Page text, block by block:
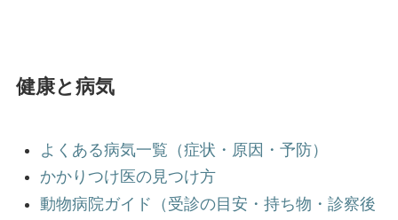
健康と病気
よくある病気一覧（症状・原因・予防）
かかりつけ医の見つけ方
動物病院ガイド（受診の目安・持ち物・診察後